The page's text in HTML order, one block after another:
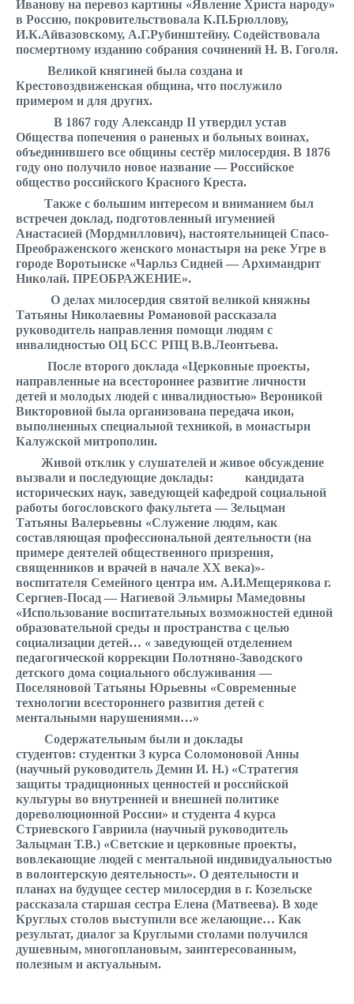
Иванову на перевоз картины «Явление Христа народу»
в Россию, покровительствовала К.П.Брюллову,
И.К.Айвазовскому, А.Г.Рубинштейну. Содействовала
посмертному изданию собрания сочинений Н. В. Гоголя.
Великой княгиней была создана и
Крестовоздвиженская община, что послужило
примером и для других.
В 1867 году Александр II утвердил устав
Общества попечения о раненых и больных воинах,
объединившего все общины сестëр милосердия. В 1876
году оно получило новое название — Российское
общество российского Красного Креста.
Также с большим интересом и вниманием был
встречен доклад, подготовленный игуменией
Анастасией (Мордмиллович), настоятельницей Спасо-
Преображенского женского монастыря на реке Угре в
городе Воротынске «Чарльз Сидней — Архимандрит
Николай. ПРЕОБРАЖЕНИЕ».
О делах милосердия святой великой княжны
Татьяны Николаевны Романовой рассказала
руководитель направления помощи людям с
инвалидностью ОЦ БСС РПЦ В.В.Леонтьева.
После второго доклада «Церковные проекты,
направленные на всестороннее развитие личности
детей и молодых людей с инвалидностью» Вероникой
Викторовной была организована передача икон,
выполненных специальной техникой, в монастыри
Калужской митрополии.
Живой отклик у слушателей и живое обсуждение
вызвали и последующие доклады:
кандидата
исторических наук, заведующей кафедрой социальной
работы богословского факультета — Зельцман
Татьяны Валерьевны «Служение людям, как
составляющая профессиональной деятельности (на
примере деятелей общественного призрения,
священников и врачей в начале ХХ века)»-
воспитателя Семейного центра им. А.И.Мещерякова г.
Сергиев-Посад — Нагиевой Эльмиры Мамедовны
«Использование воспитательных возможностей единой
образовательной среды и пространства с целью
социализации детей… « заведующей отделением
педагогической коррекции Полотняно-Заводского
детского дома социального обслуживания —
Поселяновой Татьяны Юрьевны «Современные
технологии всестороннего развития детей с
ментальными нарушениями…»
Содержательным были и доклады
студентов: студентки 3 курса Соломоновой Анны
(научный руководитель Демин И. Н.) «Стратегия
защиты традиционных ценностей и российской
культуры во внутренней и внешней политике
дореволюционной России» и студента 4 курса
Стриевского Гавриила (научный руководитель
Зальцман Т.В.) «Светские и церковные проекты,
вовлекающие людей с ментальной индивидуальностью
в волонтерскую деятельность». О деятельности и
планах на будущее сестер милосердия в г. Козельске
рассказала старшая сестра Елена (Матвеева). В ходе
Круглых столов выступили все желающие… Как
результат, диалог за Круглыми столами получился
душевным, многоплановым, заинтересованным,
полезным и актуальным.